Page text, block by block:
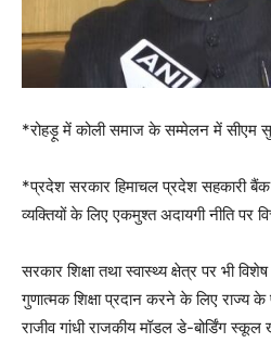
*रोहड़ू में कोली समाज के सम्मेलन में सीएम
*प्रदेश सरकार हिमाचल प्रदेश सहकारी
व्यक्तियों के लिए एकमुश्त अदायगी नीति पर
सरकार शिक्षा तथा स्वास्थ्य क्षेत्र पर भी विशेष
गुणात्मक शिक्षा प्रदान करने के लिए राज्य
राजीव गांधी राजकीय मॉडल डे-बोर्डिंग